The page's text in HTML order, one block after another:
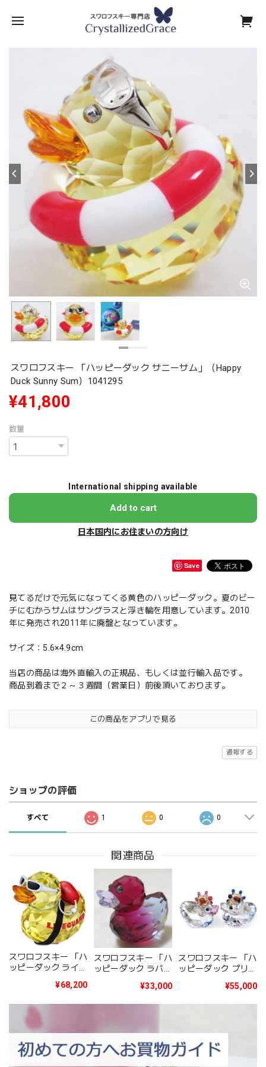
スワロフスキー 「ハッピーダック サニーサム」（Happy
Duck Sunny Sum）1041295
¥41,800
数量
International shipping available
Add to cart
日本国内にお住まいの方向け
Save
見てるだけで元気になってくる黄色のハッピーダック。夏のビー
チにむかうサムはサングラスと浮き輪を用意しています。2010
年に発売され2011年に廃盤となっています。
サイズ：5.6×4.9cm
当店の商品は海外直輸入の正規品、もしくは並行輸入品です。
商品到着まで２～３週間（営業日）前後頂いております。
この商品をアプリで見る
通報する
ショップの評価
すべて 1 0 0
関連商品
スワロフスキー 「ハ
ッピーダック ライフ
Duck LIFEGUARD）
¥68,200
スワロフスキー 「ハ
ッピーダック ラバブ
Duck LOVABLE¥33,000
スワロフスキー 「ハ
ッピーダック プリン
（Happy Duck
ed3000）1117976
¥55,000